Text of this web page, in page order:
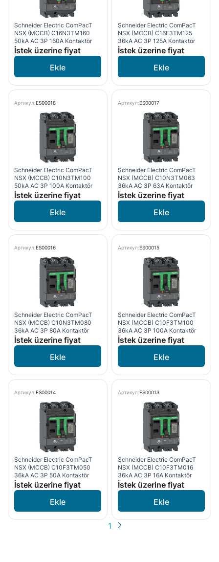
Schneider Electric ComPacT
NSX (MCCB) C16N3TM160
50kA AC 3P 160A Kontaktör
İstek üzerine fiyat
Schneider Electric ComPacT
NSX (MCCB) C16F3TM125
36kA AC 3P 125A Kontaktör
İstek üzerine fiyat
Артикул:ES00018
Schneider Electric ComPacT
NSX (MCCB) C10N3TM100
50kA AC 3P 100A Kontaktör
İstek üzerine fiyat
Артикул:ES00017
Schneider Electric ComPacT
NSX (MCCB) C10N3TM063
36kA AC 3P 63A Kontaktör
İstek üzerine fiyat
Артикул:ES00016
Schneider Electric ComPacT
NSX (MCCB) C10N3TM080
36kA AC 3P 80A Kontaktör
İstek üzerine fiyat
Артикул:ES00015
Schneider Electric ComPacT
NSX (MCCB) C10F3TM100
36kA AC 3P 100A Kontaktör
İstek üzerine fiyat
Артикул:ES00014
Schneider Electric ComPacT
NSX (MCCB) C10F3TM050
36kA AC 3P 50A Kontaktör
İstek üzerine fiyat
Артикул:ES00013
Schneider Electric ComPacT
NSX (MCCB) C10F3TM016
36kA AC 3P 16A Kontaktör
İstek üzerine fiyat
1